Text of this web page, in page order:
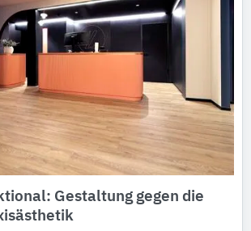
Gestaltung gegen die